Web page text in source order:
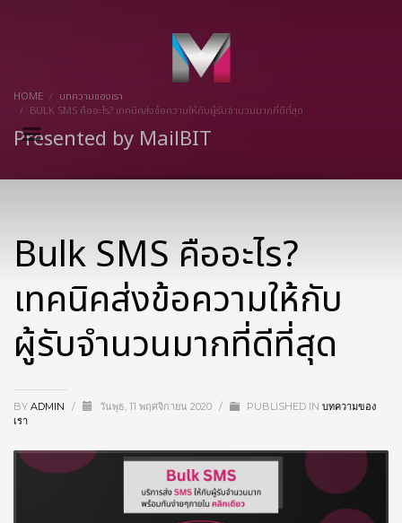
HOME
บทความของเรา
BULK SMS คืออะไร? เทคนิคส่งข้อความให้กับผู้รับจำนวนมากที่ดีที่สุด
Presented by MailBIT
Bulk SMS คืออะไร?
เทคนิคส่งข้อความให้กับ
ผู้รับจำนวนมากที่ดีที่สุด
BY ADMIN / วันพุธ, 11 พฤศจิกายน 2020 / PUBLISHED IN บทความของ
เรา